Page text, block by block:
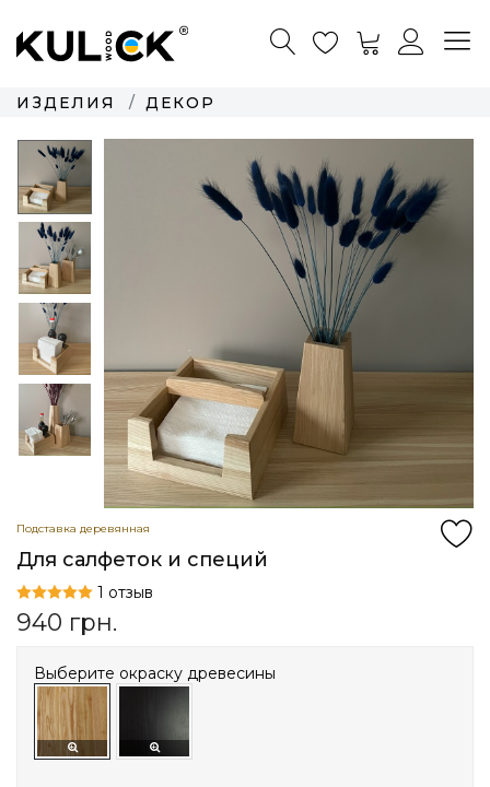
ИЗДЕЛИЯ ДЕКОР
Подставка деревянная
Для салфеток и специй
1 отзыв
940 грн.
Выберите окраску древесины